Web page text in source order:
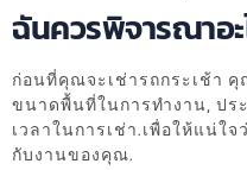
ฉันควรพิจารณาอะ
ก่อนที่คุณจะเช่ารถกระเช้า
ขนาดพื้นที่ในการทำงาน, ปร
เวลาในการเช่า.เพื่อให้แน่ใ
กับงานของคุณ.